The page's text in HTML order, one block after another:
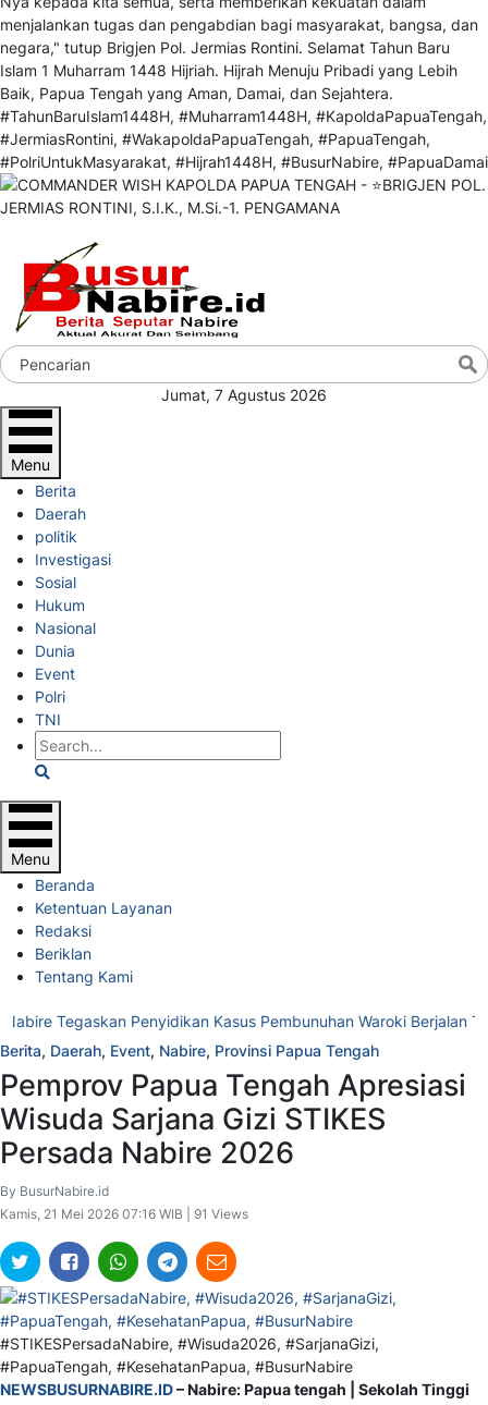
Jumat, 7 Agustus 2026
Menu
Berita
Daerah
politik
Investigasi
Sosial
Hukum
Nasional
Dunia
Event
Polri
TNI
Menu
Beranda
Ketentuan Layanan
Redaksi
Beriklan
Tentang Kami
Penyidikan Kasus Pembunuhan Waroki Berjalan
Berita, Daerah, Event, Nabire, Provinsi Papua Tengah
Pemprov Papua Tengah Apresiasi
Wisuda Sarjana Gizi STIKES
Persada Nabire 2026
By BusurNabire.id
Kamis, 21 Mei 2026 07:16 WIB | 91 Views
#STIKESPersadaNabire, #Wisuda2026, #SarjanaGizi,
#PapuaTengah, #KesehatanPapua, #BusurNabire
NEWSBUSURNABIRE.ID– Nabire: Papua tengah | Sekolah Tinggi